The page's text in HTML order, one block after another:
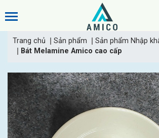
Trang chủ Sản phẩm
Sản phẩm Nhập
Bát Melamine Amico cao cấp